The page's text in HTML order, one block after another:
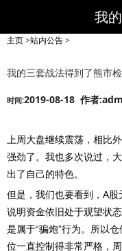
主页>站内公告>
我的三套战法得到了熊市
时间:2019-08-18 作者
上周大盘继续震荡，相比
强劲了。我也多次说过，
出了自己的特色。
但是，我们也要看到，A
说明资金依旧处于观望状
是属于“骗炮”行为。所以
位一直控制得非常严格，